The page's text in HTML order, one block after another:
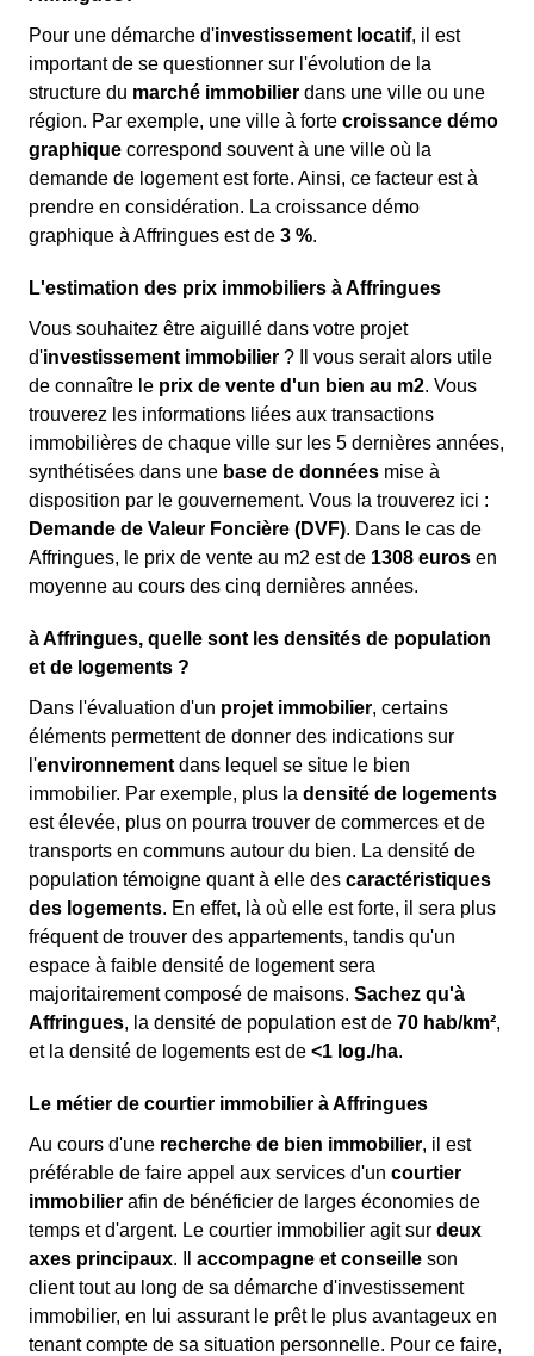
Pour une démarche d'investissement locatif, il est
important de se questionner sur l'évolution de la
structure du marché immobilier dans une ville ou une
région. Par exemple, une ville à forte croissance démo
graphique correspond souvent à une ville où la
demande de logement est forte. Ainsi, ce facteur est à
prendre en considération. La croissance démo
graphique à Affringues est de 3 %.
L'estimation des prix immobiliers à Affringues
Vous souhaitez être aiguillé dans votre projet
d'investissement immobilier ? Il vous serait alors utile
de connaître le prix de vente d'un bien au m2. Vous
trouverez les informations liées aux transactions
immobilières de chaque ville sur les 5 dernières années,
synthétisées dans une base de données mise à
disposition par le gouvernement. Vous la trouverez ici :
Demande de Valeur Foncière (DVF). Dans le cas de
Affringues, le prix de vente au m2 est de 1308 euros en
moyenne au cours des cinq dernières années.
à Affringues, quelle sont les densités de population
et de logements ?
Dans l'évaluation d'un projet immobilier, certains
éléments permettent de donner des indications sur
l'environnement dans lequel se situe le bien
immobilier. Par exemple, plus la densité de logements
est élevée, plus on pourra trouver de commerces et de
transports en communs autour du bien. La densité de
population témoigne quant à elle des caractéristiques
des logements. En effet, là où elle est forte, il sera plus
fréquent de trouver des appartements, tandis qu'un
espace à faible densité de logement sera
majoritairement composé de maisons. Sachez qu'à
Affringues, la densité de population est de 70 hab/km²,
et la densité de logements est de <1 log./ha.
Le métier de courtier immobilier à Affringues
Au cours d'une recherche de bien immobilier, il est
préférable de faire appel aux services d'un courtier
immobilier afin de bénéficier de larges économies de
temps et d'argent. Le courtier immobilier agit sur deux
axes principaux. Il accompagne et conseille son
client tout au long de sa démarche d'investissement
immobilier, en lui assurant le prêt le plus avantageux en
tenant compte de sa situation personnelle. Pour ce faire,